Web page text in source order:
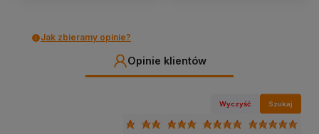
Jak zbieramy opinie?
Opinie klientów
Wyczyść Szukaj